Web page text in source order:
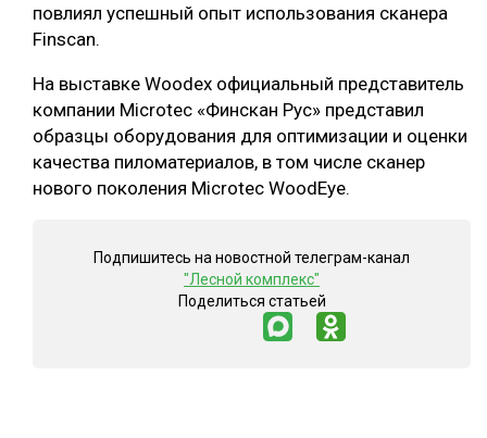
повлиял успешный опыт использования сканера
Finscan.
На выставке Woodex официальный представитель
компании Microtec «Финскан Рус» представил
образцы оборудования для оптимизации и оценки
качества пиломатериалов, в том числе сканер
нового поколения Microtec WoodEye.
Подпишитесь на новостной телеграм-канал
"Лесной комплекс"
Поделиться статьей